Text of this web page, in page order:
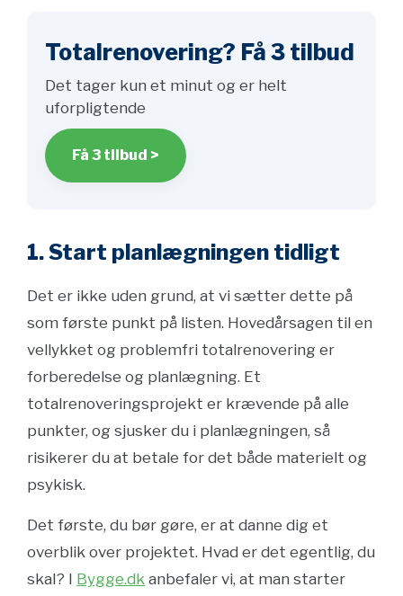
Totalrenovering? Få 3 tilbud
Det tager kun et minut og er helt
uforpligtende
Få 3 tilbud >
1. Start planlægningen tidligt
Det er ikke uden grund, at vi sætter dette på
som første punkt på listen. Hovedårsagen til en
vellykket og problemfri totalrenovering er
forberedelse og planlægning. Et
totalrenoveringsprojekt er krævende på alle
punkter, og sjusker du i planlægningen, så
risikerer du at betale for det både materielt og
psykisk.
Det første, du bør gøre, er at danne dig et
overblik over projektet. Hvad er det egentlig, du
skal? I Bygge.dk anbefaler vi, at man starter